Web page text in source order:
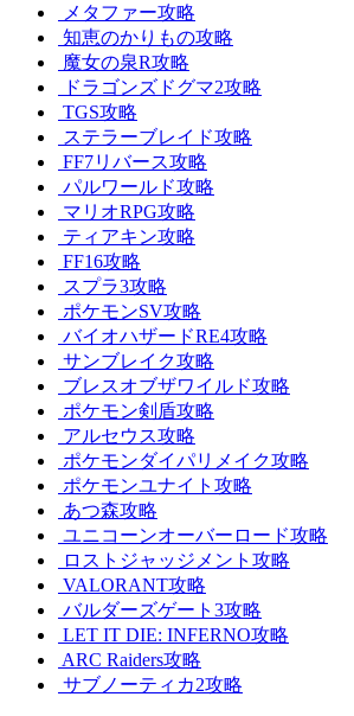
メタファー攻略
知恵のかりもの攻略
魔女の泉R攻略
ドラゴンズドグマ2攻略
TGS攻略
ステラーブレイド攻略
FF7リバース攻略
パルワールド攻略
マリオRPG攻略
ティアキン攻略
FF16攻略
スプラ3攻略
ポケモンSV攻略
バイオハザードRE4攻略
サンブレイク攻略
ブレスオブザワイルド攻略
ポケモン剣盾攻略
アルセウス攻略
ポケモンダイパリメイク攻略
ポケモンユナイト攻略
あつ森攻略
ユニコーンオーバーロード攻略
ロストジャッジメント攻略
VALORANT攻略
バルダーズゲート3攻略
LET IT DIE: INFERNO攻略
ARC Raiders攻略
サブノーティカ2攻略